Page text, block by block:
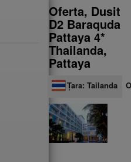
Oferta, Dusit
D2 Baraquda
Pattaya 4*
Thailanda,
Pattaya
Țara: Tailanda